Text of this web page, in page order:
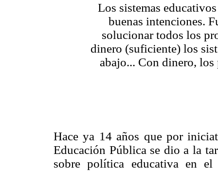
Los sistemas
buenas intenciones.
solucionar todos los
dinero (suficiente) los
abajo... Con dinero,
Hace ya 14 años que por
Educación Pública se dio a la
sobre política educativa en